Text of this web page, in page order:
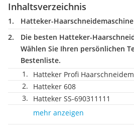
Inhaltsverzeichnis
Hatteker-
Die besten Hatteker-
Wählen Sie Ihren persönlichen
Bestenliste.
Hatteker Profi
Hatteker 608
Hatteker SS-690311111
mehr anzeigen